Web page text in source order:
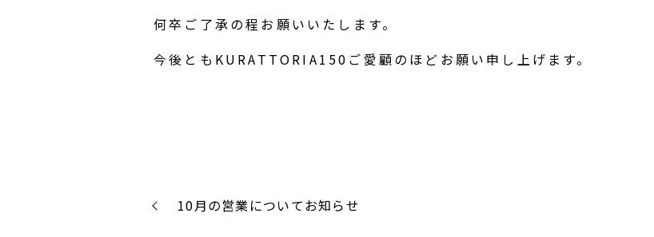
何卒ご了承の程お願いいたします。
今後ともKURATTORIA150ご愛顧のほどお願い申し上げます。
10月の営業についてお知らせ